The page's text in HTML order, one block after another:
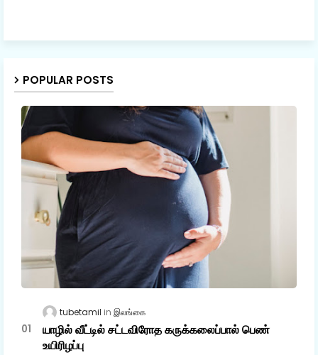
POPULAR POSTS
tubetamil இலங்கை
யாழில் வீட்டில் சட்டவிரோத கருக்கலைப்பால் பெண்
உயிரிழப்பு